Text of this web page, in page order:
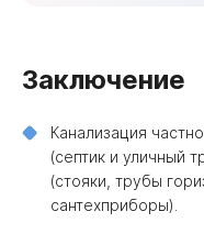
Заключение
Канализация
(септик и уличный
(стояки, трубы
сантехприборы).